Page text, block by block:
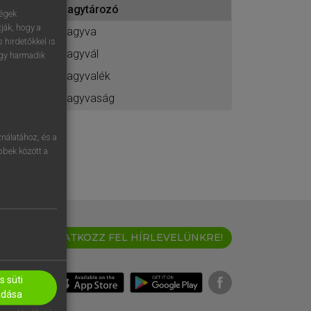
zagytározó
zagyva
zagyvál
zagyvalék
zagyvaság
IRATKOZZ FEL HÍRLEVELÜNKRE!
hogy a
hirdetőkkel is
harmadik
és a
között a
süti